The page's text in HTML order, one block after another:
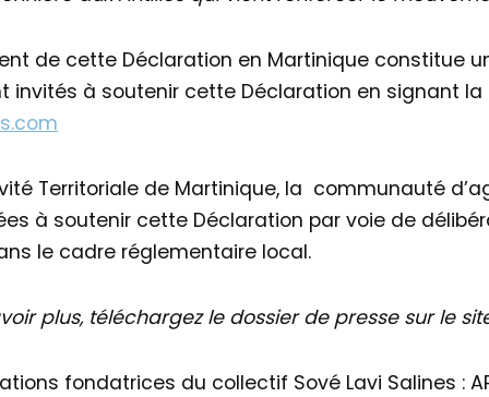
de cette Déclaration en Martinique constitue
invités à soutenir cette Déclaration en signant
Territoriale de Martinique, la communauté
à soutenir cette Déclaration par voie de
le cadre réglementaire local.
plus, téléchargez le dossier de presse sur le
fondatrices du collectif Sové Lavi Salines :